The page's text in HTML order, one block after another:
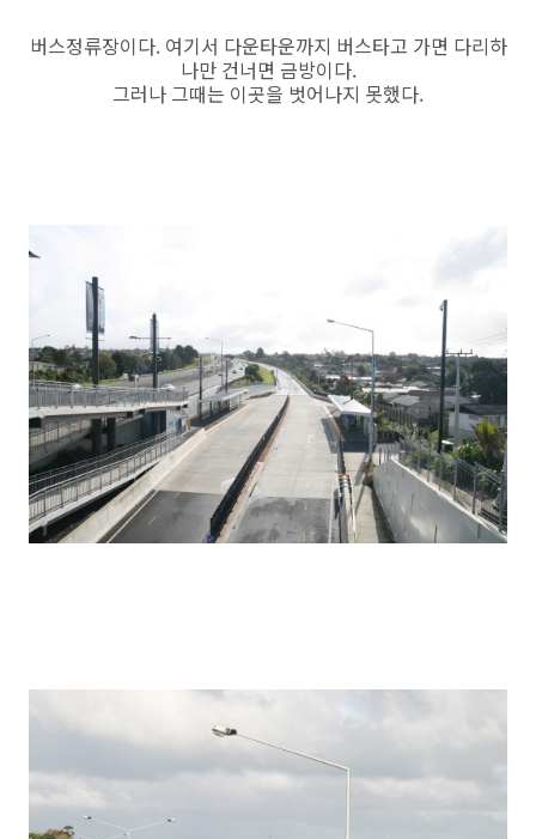
버스정류장이다. 여기서 다운타운까지 버스타고 가면 다리하
나만 건너면 금방이다.
그러나 그때는 이곳을 벗어나지 못했다.